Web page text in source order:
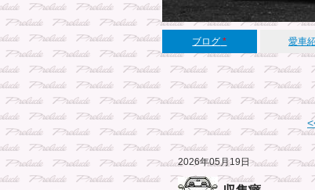
ブログ * 愛車
2026年05月19日